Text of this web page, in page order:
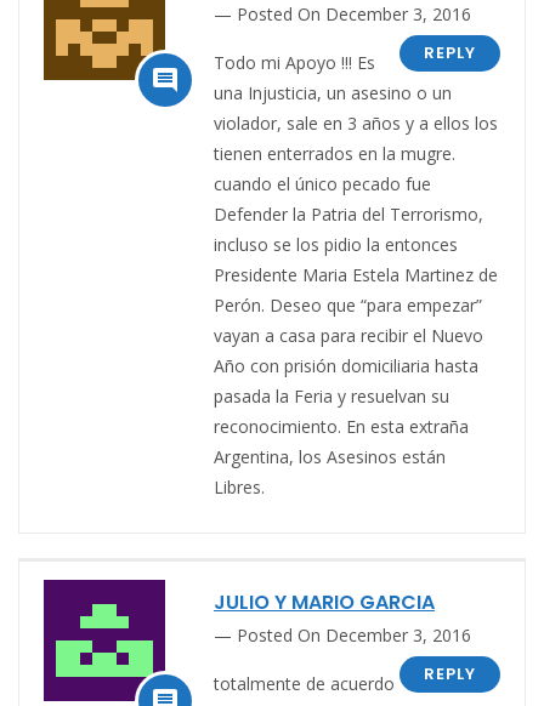

Posted On December 3, 2016
REPLY
Todo mi Apoyo !!! Es
una Injusticia, un asesino o un
violador, sale en 3 años y a ellos los
tienen enterrados en la mugre.
cuando el único pecado fue
Defender la Patria del Terrorismo,
incluso se los pidio la entonces
Presidente Maria Estela Martinez de
Perón. Deseo que “para empezar”
vayan a casa para recibir el Nuevo
Año con prisión domiciliaria hasta
pasada la Feria y resuelvan su
reconocimiento. En esta extraña
Argentina, los Asesinos están
Libres.
JULIO Y MARIO GARCIA
Posted On December 3, 2016
REPLY
totalmente de acuerdo